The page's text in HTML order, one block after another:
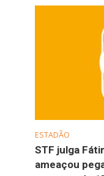
ESTADÃO
STF julga
ameaçou